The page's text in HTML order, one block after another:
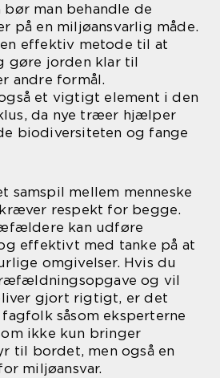
man behandle de
på en miljøansvarlig måde.
effektiv metode til at
gøre jorden klar til
andre formål.
et vigtigt element i den
da nye træer hjælper
biodiversiteten og fange
mellem menneske
respekt for begge.
kan udføre
effektivt med tanke på at
omgivelser. Hvis du
og vil
gjort rigtigt, er det
såsom eksperterne
ikke kun bringer
til bordet, men også en
miljøansvar.